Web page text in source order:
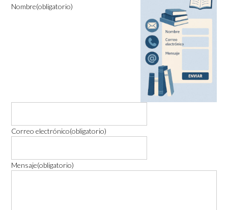
Nombre(obligatorio)
Correo electrónico(obligatorio)
Mensaje(obligatorio)